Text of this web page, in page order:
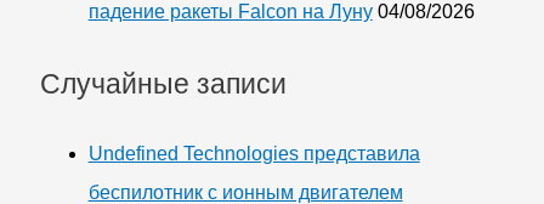
падение ракеты Falcon на Луну 04/08/2026
Случайные записи
Undefined Technologies представила
беспилотник с ионным двигателем